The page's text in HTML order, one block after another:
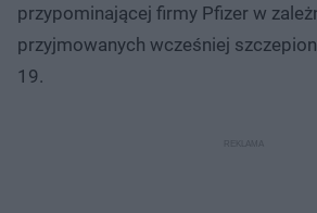
przypominającej firmy Pfizer w
przyjmowanych wcześniej
19.